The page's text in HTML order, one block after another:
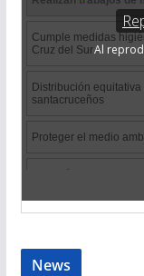
News